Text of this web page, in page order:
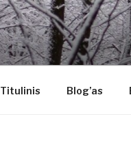
Kitoks požiūris į
Titulinis Blog’as